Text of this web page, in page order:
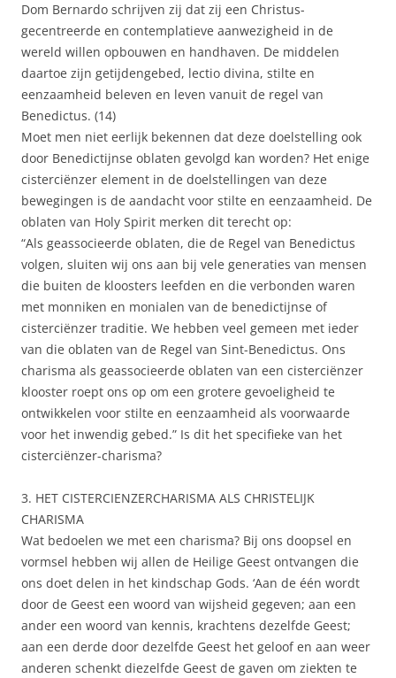
Dom Bernardo schrijven zij dat zij een Christus-
gecentreerde en contemplatieve aanwezigheid in de
wereld willen opbouwen en handhaven. De middelen
daartoe zijn getijdengebed, lectio divina, stilte en
eenzaamheid beleven en leven vanuit de regel van
Benedictus. (14)
Moet men niet eerlijk bekennen dat deze doelstelling ook
door Benedictijnse oblaten gevolgd kan worden? Het enige
cisterciënzer element in de doelstellingen van deze
bewegingen is de aandacht voor stilte en eenzaamheid. De
oblaten van Holy Spirit merken dit terecht op:
“Als geassocieerde oblaten, die de Regel van Benedictus
volgen, sluiten wij ons aan bij vele generaties van mensen
die buiten de kloosters leefden en die verbonden waren
met monniken en monialen van de benedictijnse of
cisterciënzer traditie. We hebben veel gemeen met ieder
van die oblaten van de Regel van Sint-Benedictus. Ons
charisma als geassocieerde oblaten van een cisterciënzer
klooster roept ons op om een grotere gevoeligheid te
ontwikkelen voor stilte en eenzaamheid als voorwaarde
voor het inwendig gebed.” Is dit het specifieke van het
cisterciënzer-charisma?
3. HET CISTERCIENZERCHARISMA ALS CHRISTELIJK
CHARISMA
Wat bedoelen we met een charisma? Bij ons doopsel en
vormsel hebben wij allen de Heilige Geest ontvangen die
ons doet delen in het kindschap Gods. ‘Aan de één wordt
door de Geest een woord van wijsheid gegeven; aan een
ander een woord van kennis, krachtens dezelfde Geest;
aan een derde door dezelfde Geest het geloof en aan weer
anderen schenkt diezelfde Geest de gaven om ziekten te